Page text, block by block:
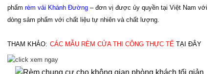
phẩm rèm vải Khánh Đường – đơn vị được ủy quyền tại Việt Nam với
dòng sảm phẩm với chất liệu tự nhiên và chất lượng.
THAM KHẢO: CÁC MẪU RÈM CỬA THI CÔNG THỰC TẾ TẠI ĐÂY